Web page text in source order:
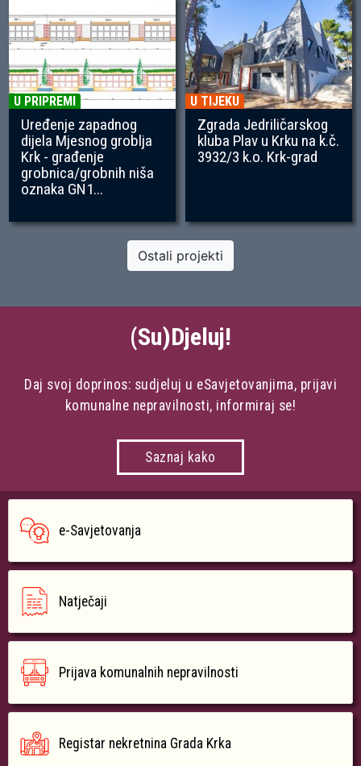
U PRIPREMI
Uređenje zapadnog
dijela Mjesnog groblja
Krk - građenje
grobnica/grobnih niša
oznaka GN1...
U TIJEKU
Zgrada Jedriličarskog
kluba Plav u Krku na k.č.
3932/3 k.o. Krk-grad
Ostali projekti
(Su)Djeluj!
Daj svoj doprinos: sudjeluj u eSavjetovanjima, prijavi
komunalne nepravilnosti, informiraj se!
Saznaj kako
e-Savjetovanja
Natječaji
Prijava komunalnih nepravilnosti
Registar nekretnina Grada Krka